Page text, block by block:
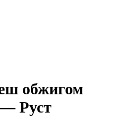
обжигом
Руст